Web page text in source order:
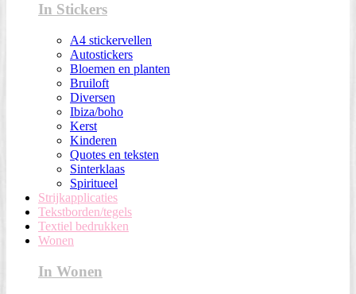
In Stickers
A4 stickervellen
Autostickers
Bloemen en planten
Bruiloft
Diversen
Ibiza/boho
Kerst
Kinderen
Quotes en teksten
Sinterklaas
Spiritueel
Strijkapplicaties
Tekstborden/tegels
Textiel bedrukken
Wonen
In Wonen